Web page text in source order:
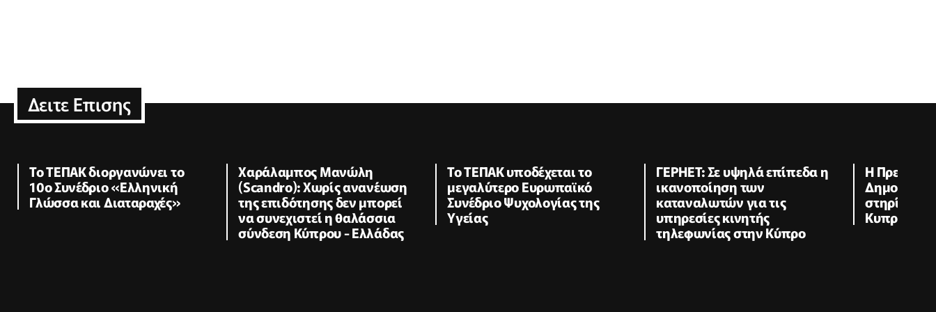
Δειτε Επισης
Το ΤΕΠΑΚ διοργανώνει το
10ο Συνέδριο «Ελληνική
Γλώσσα και Διαταραχές»
Χαράλαμπος Μανώλη
(Scandro): Χωρίς ανανέωση
της επιδότησης δεν μπορεί
να συνεχιστεί η θαλάσσια
σύνδεση Κύπρου - Ελλάδας
Το ΤΕΠΑΚ υποδέχεται το
μεγαλύτερο Ευρωπαϊκό
Συνέδριο Ψυχολογίας της
Υγείας
ΓΕΡΗΕΤ: Σε υψηλά επίπεδα η
ικανοποίηση των
καταναλωτών για τις
υπηρεσίες κινητής
τηλεφωνίας στην Κύπρο
Η
στηρίζει
Κυπριακού